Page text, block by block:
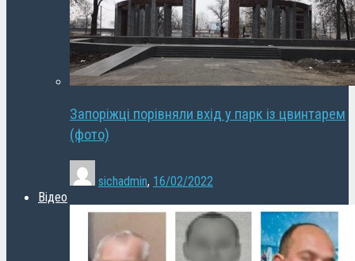
Запоріжці порівняли вхід у парк із цвинтарем
(фото)
sichadmin, 16/02/2022
Відео